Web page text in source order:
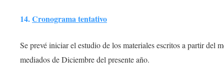
14.Cronograma tentativo
Se prevé iniciar el estudio de los materiales escritos a partir del
mediados de Diciembre del presente año.